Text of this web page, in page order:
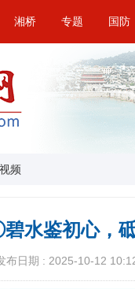
湘桥 专题 国防
频
水鉴初心，
布日期 : 2025-10-12